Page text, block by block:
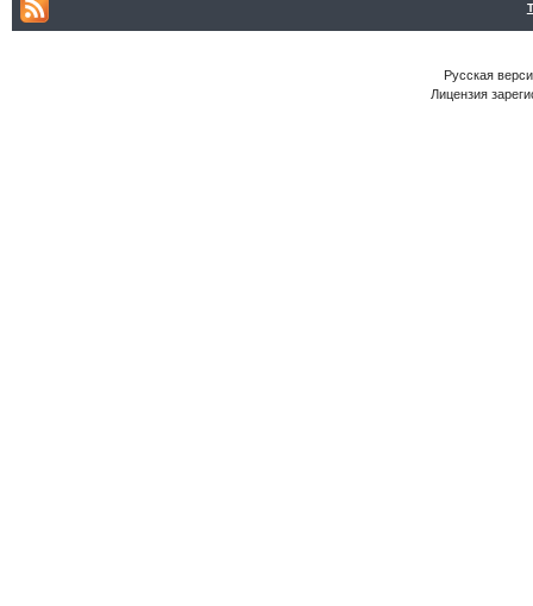
Русская
Лицензия